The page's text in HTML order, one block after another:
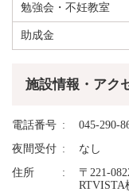
勉強会・不妊教室
助成金
施設情報・アク
電話番号
045-290-
夜間受付
なし
住所
〒221-
RTVISTA